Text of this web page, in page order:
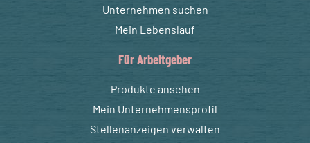
Unternehmen suchen
Mein Lebenslauf
Für Arbeitgeber
Produkte ansehen
Mein Unternehmensprofil
Stellenanzeigen verwalten